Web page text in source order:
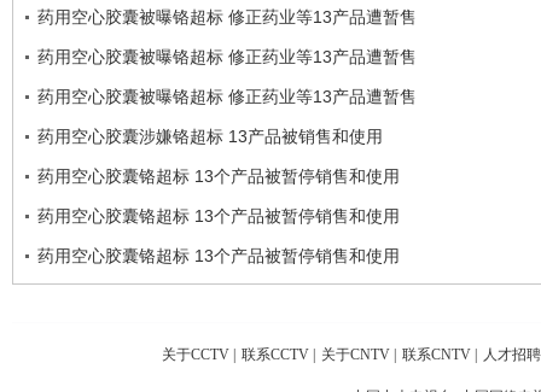
药用空心胶囊被曝铬超标 修正药业等13产品遭暂售
药用空心胶囊被曝铬超标 修正药业等13产品遭暂售
药用空心胶囊被曝铬超标 修正药业等13产品遭暂售
药用空心胶囊涉嫌铬超标 13产品被销售和使用
药用空心胶囊铬超标 13个产品被暂停销售和使用
药用空心胶囊铬超标 13个产品被暂停销售和使用
药用空心胶囊铬超标 13个产品被暂停销售和使用
关于CCTV | 联系CCTV | 关于CNTV | 联系CNTV | 人才招聘